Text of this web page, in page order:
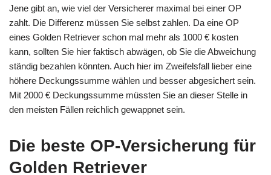
Jene gibt an, wie viel der Versicherer maximal bei einer OP
zahlt. Die Differenz müssen Sie selbst zahlen. Da eine OP
eines Golden Retriever schon mal mehr als 1000 € kosten
kann, sollten Sie hier faktisch abwägen, ob Sie die Abweichung
ständig bezahlen könnten. Auch hier im Zweifelsfall lieber eine
höhere Deckungssumme wählen und besser abgesichert sein.
Mit 2000 € Deckungssumme müssten Sie an dieser Stelle in
den meisten Fällen reichlich gewappnet sein.
Die beste OP-Versicherung für
Golden Retriever